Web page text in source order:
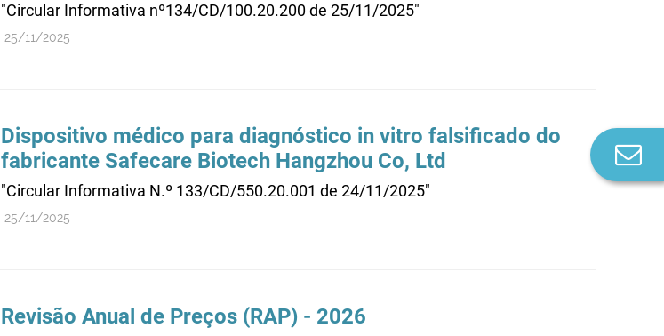
"Circular Informativa nº134/CD/100.20.200 de 25/11/2025"
25/11/2025
Dispositivo médico para diagnóstico in vitro falsificado do
fabricante Safecare Biotech Hangzhou Co, Ltd
"Circular Informativa N.º 133/CD/550.20.001 de 24/11/2025"
25/11/2025
Revisão Anual de Preços (RAP) - 2026